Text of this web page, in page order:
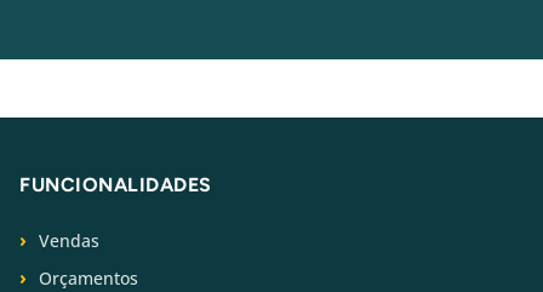
FUNCIONALIDADES
Vendas
Orçamentos